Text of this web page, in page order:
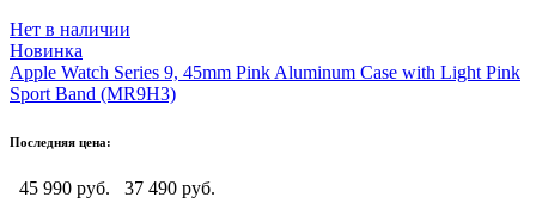
Нет в наличии
Новинка
Apple Watch Series 9, 45mm Pink Aluminum Case with Light Pink
Sport Band (MR9H3)
Последняя цена:
45 990 руб.
37 490 руб.